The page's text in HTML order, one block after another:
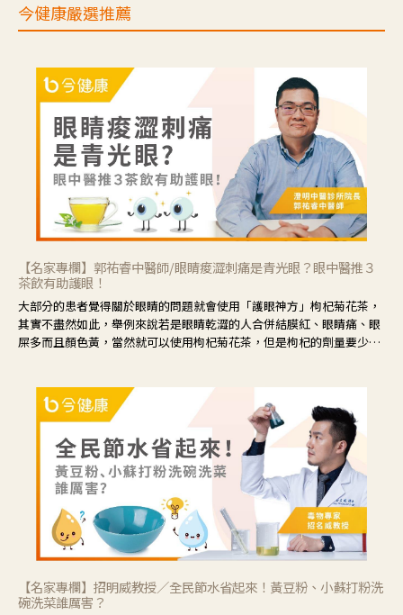
今健康嚴選推薦
【名家專欄】郭祐睿中醫師/眼睛痠澀刺痛是青光眼？眼中醫推３
茶飲有助護眼！
大部分的患者覺得關於眼睛的問題就會使用「護眼神方」枸杞菊花茶，
其實不盡然如此，舉例來說若是眼睛乾澀的人合併結膜紅、眼睛痛、眼
屎多而且顏色黃，當然就可以使用枸杞菊花茶，但是枸杞的劑量要少，
候就要使用菊花、金銀花來治療；假如單純的眼睛乾澀，結膜沒有紅，
眼睛周圍沒有眼屎，這種情況是屬於「陰虛」，就可以使用枸杞、蓮
藕、麥門冬、山藥等比較滋潤的藥材，效果就更顯著。
【名家專欄】招明威教授／全民節水省起來！黃豆粉、小蘇打粉洗
碗洗菜誰厲害？